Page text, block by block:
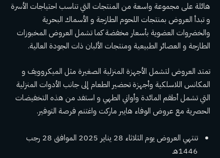
هائلة على مجموعة واسعة من المنتجات التي تناسب احتياجات الأسرة
و تبدأ العروض بمنتجات اللحوم الطازجة و الأسماك البحرية
والخضروات العضوية بأسعار مخفضة كما تشمل العروض المخبوزات
الطازجة و العصائر الطبيعية ومنتجات الألبان ذات الجودة العالية.
تمتد العروض لتشمل الأجهزة المنزلية الصغيرة مثل الميكروويف و
المكانس اللاسلكية وأجهزة تحضير الطعام إلى جانب الأدوات المنزلية
التي تشمل أطقم المائدة وأواني الطهي و استفد من هذه التخفيضات
الحصرية مع عروض الوفاء هايبر ماركت واغتنم فرصة التوفير.
تنتهي العروض يوم الثلاثاء 28 يناير 2025 الموافق 28 رجب
1446هـ